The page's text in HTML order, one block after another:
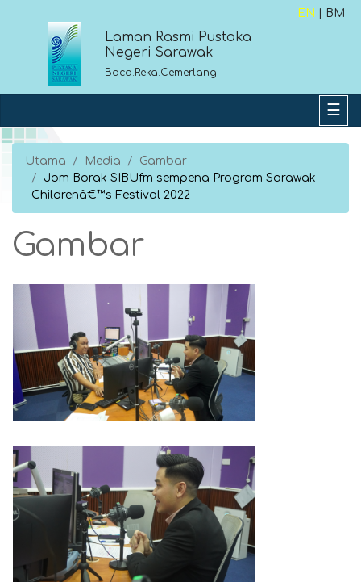
EN | BM
Laman Rasmi Pustaka
Negeri Sarawak
Baca.Reka.Cemerlang
Utama Media
Gambar
Jom Borak SIBUfm sempena Program Sarawak
Childrenâ€™s Festival 2022
Gambar